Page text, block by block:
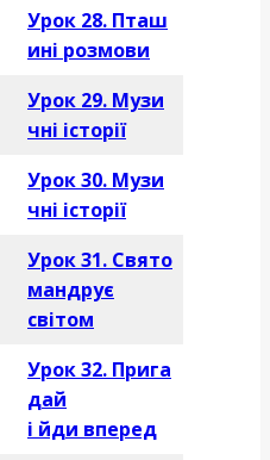
Урок 28. Пташ
ині розмови
Урок 29. Музи
чні історії
Урок 30. Музи
чні історії
Урок 31. Свято
мандрує
світом
Урок 32. Прига
дай
і йди вперед